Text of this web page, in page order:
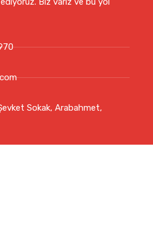
Sokak, Arabahmet,